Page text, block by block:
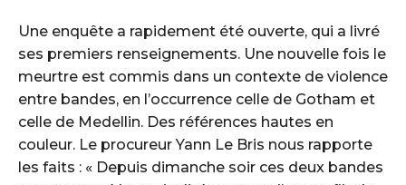
Une enquête a rapidement été ouverte, qui a livré
ses premiers renseignements. Une nouvelle fois le
meurtre est commis dans un contexte de violence
entre bandes, en l’occurrence celle de Gotham et
celle de Medellin. Des références hautes en
couleur. Le procureur Yann Le Bris nous rapporte
les faits : « Depuis dimanche soir ces deux bandes